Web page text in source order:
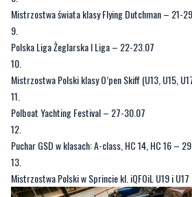
Mistrzostwa świata klasy Flying Dutchman – 21-
Polska Liga Żeglarska I Liga – 22-23.07
Mistrzostwa Polski klasy O’pen Skiff (U13, U15,
Polboat Yachting Festival – 27-30.07
Puchar GSD w klasach: A-class, HC 14, HC 16 –
Mistrzostwa Polski w Sprincie kl. iQFOiL U19 i